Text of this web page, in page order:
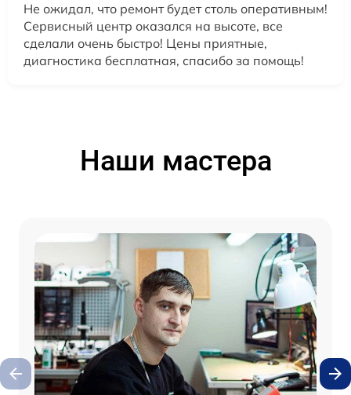
Не ожидал, что ремонт будет столь оперативным!
Сервисный центр оказался на высоте, все
сделали очень быстро! Цены приятные,
диагностика бесплатная, спасибо за помощь!
Наши мастера